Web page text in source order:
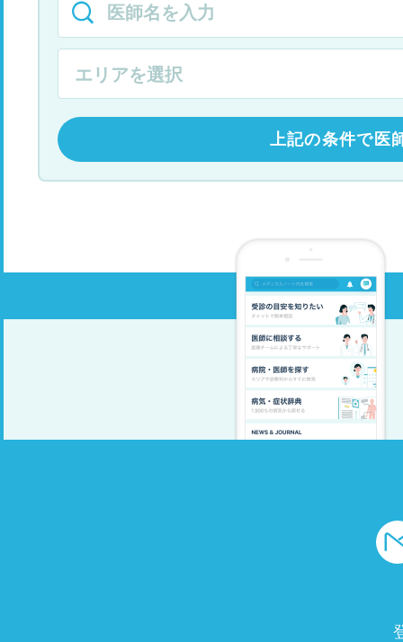
上記の条件で医